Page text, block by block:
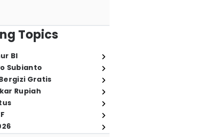
Topics
BI
Subianto
Gratis
Rupiah